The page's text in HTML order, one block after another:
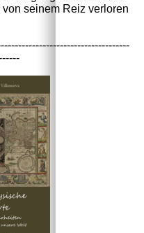
seinem Reiz verloren